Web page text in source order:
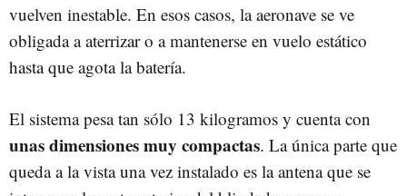
vuelven inestable. En esos casos, la aeronave se ve
obligada a aterrizar o a mantenerse en vuelo estático
hasta que agota la batería.
El sistema pesa tan sólo 13 kilogramos y cuenta con
unas dimensiones muy compactas. La única parte que
queda a la vista una vez instalado es la antena que se